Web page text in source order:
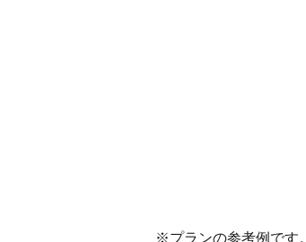
※プランの参考例です。